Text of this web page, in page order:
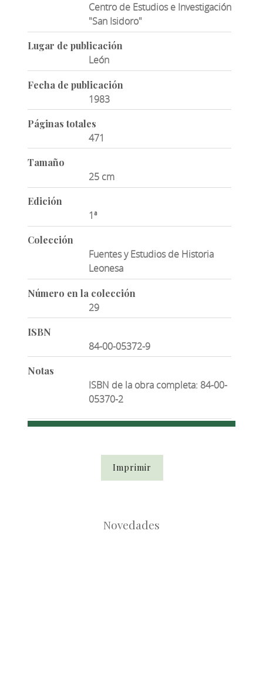
Centro de Estudios e Investigación
"San Isidoro"
Lugar de publicación
León
Fecha de publicación
1983
Páginas totales
471
Tamaño
25 cm
Edición
1ª
Colección
Fuentes y Estudios de Historia
Leonesa
Número en la colección
29
ISBN
84-00-05372-9
Notas
ISBN de la obra completa: 84-00-
05370-2
Imprimir
Novedades